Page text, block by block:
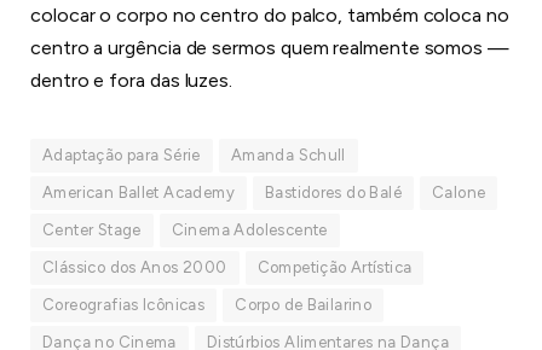
colocar o corpo no centro do palco, também coloca no
centro a urgência de sermos quem realmente somos —
dentro e fora das luzes.
Adaptação para Série Amanda Schull
American Ballet Academy Bastidores do Balé Calone
Center Stage Cinema Adolescente
Clássico dos Anos 2000 Competição Artística
Coreografias Icônicas Corpo de Bailarino
Dança no Cinema Distúrbios Alimentares na Dança